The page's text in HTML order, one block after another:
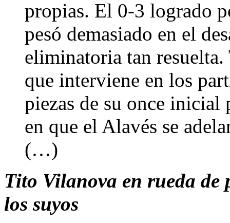
propias. El 0-3 logrado
pesó demasiado en el
eliminatoria tan
que interviene en los
piezas de su once inicial
en que el Alavés se
(…)
Tito Vilanova en rueda de
los suyos